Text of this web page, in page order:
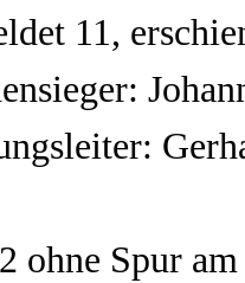
11,
ohne Spur